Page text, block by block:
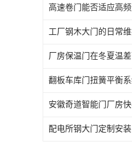
配电所钢大门定制安装